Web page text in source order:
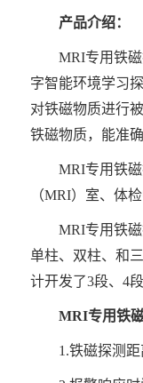
系
我
们
产品介绍：
MRI专用铁
字智能环境学习
对铁磁物质进行
铁磁物质，能准
MRI专用铁
（MRI）室、体
MRI专用铁
单柱、双柱、和
计开发了3段、4
MRI专用铁
1.铁磁探测距